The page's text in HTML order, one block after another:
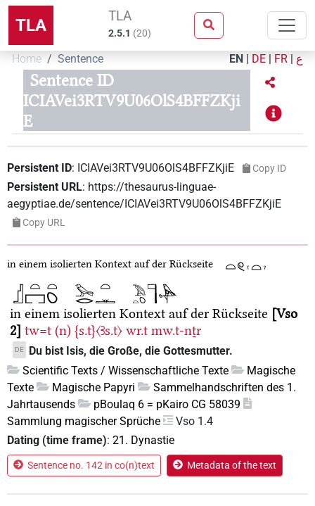
TLA TLA
2.5.1 (20)
Home Sentence EN | DE | FR | ع
Sentence ID
ICIAVei3RTV9U06OlS4BFFZKji
E
Persistent ID: ICIAVei3RTV9U06OlS4BFFZKjiE Copy ID
Persistent URL: https://thesaurus-linguae-
aegyptiae.de/sentence/ICIAVei3RTV9U06OlS4BFFZKjiE
Copy URL
in einem isolierten Kontext auf der Rückseite
in einem isolierten Kontext auf der Rückseite Vso
2 tw=t (n) {s.t}〈Ꜣs.t〉 wr.t mw.t-nṯr
DE
Du bist Isis, die Große, die Gottesmutter.
Scientific Texts / Wissenschaftliche Texte
Magische
Texte
Magische Papyri
Sammelhandschriften des 1.
Jahrtausends
pBoulaq 6 = pKairo CG 58039
Sammlung magischer Sprüche
Vso 1.4
Dating (time frame): 21. Dynastie
Sentence no. 142 in co(n)text Metadata of the text